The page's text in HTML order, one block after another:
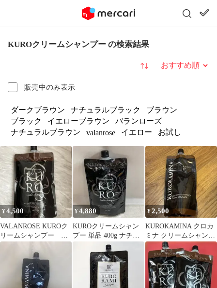
KUROクリームシャンプー の検索結果
販売中のみ表示
並び替え
ダークブラウン ナチュラルブラック
ブラウン
ブラック
イエローブラウン
バランローズ
ナチュラルブラウン
valanrose イエロー お試し
¥4,500
VALANROSE KUROク
リームシャンプー
DARK BROWN
¥4,880
KUROクリームシャン
プー 単品 400g ナチュ
ラルブラック
¥2,500
KUROKAMINA クロカ
ミナ クリームシャンプ
ー ダークブラウン